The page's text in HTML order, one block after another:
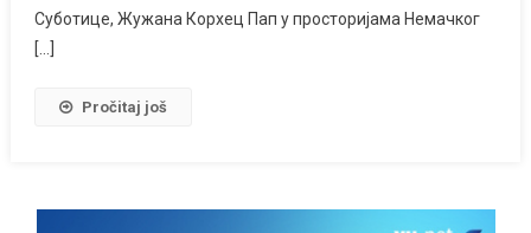
Суботице, Жужана Корхец Пап у просторијама Немачког
[…]
Pročitaj još